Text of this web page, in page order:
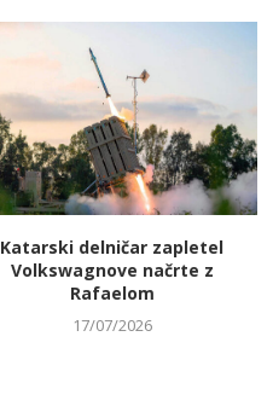
Katarski delničar zapletel
Volkswagnove načrte z
Rafaelom
17/07/2026